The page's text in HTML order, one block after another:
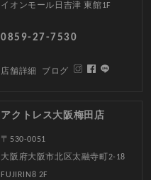
イオンモール日吉津 東館1F
0859-27-7530
店舗詳細 ブログ
アクトレス大阪梅田店
〒530-0051
大阪府大阪市北区太融寺町2-18
FUJIRIN8 2F